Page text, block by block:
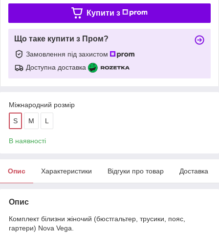
Купити з
Що таке купити з Пром?
Замовлення під захистом
Доступна доставка
Міжнародний розмір
S M L
В наявності
Опис Характеристики Відгуки про товар Доставка
Опис
Комплект білизни жіночий (бюстгальтер, трусики, пояс,
гартери) Nova Vega.